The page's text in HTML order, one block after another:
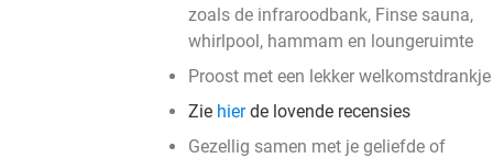
zoals de infraroodbank, Finse sauna,
whirlpool, hammam en loungeruimte
Proost met een lekker welkomstdrankje
Zie hierde lovende recensies
Gezellig samen met je geliefde of